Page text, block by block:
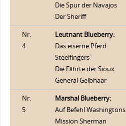
Die Spur der Navajos
Der Sheriff
Nr.
4
Leutnant Blueberry:
Das eiserne Pferd
Steelfingers
Die Fährte der Sioux
General Gelbhaar
Nr.
5
Marshal Blueberry:
Auf Befehl Washingtons
Mission Sherman